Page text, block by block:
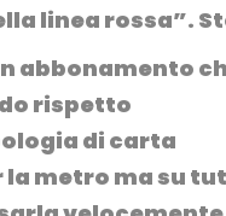
linea rossa”.
abbonamento
rispetto
di carta
la metro ma su